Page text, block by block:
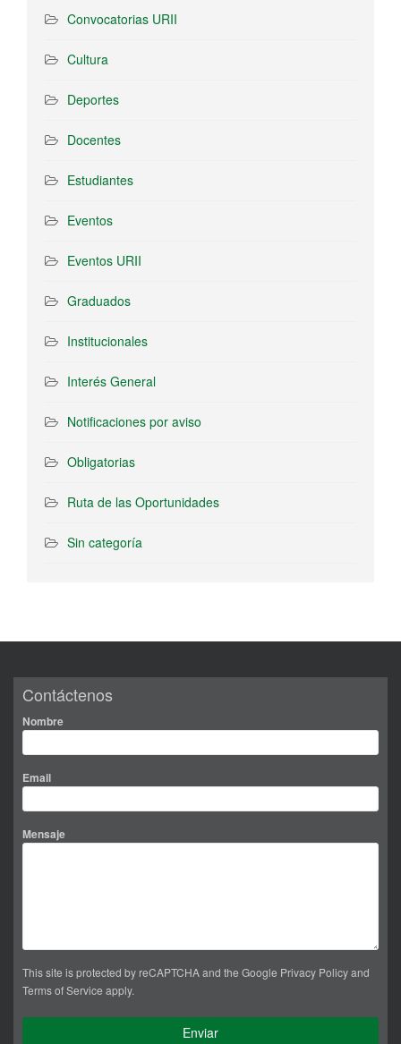
Convocatorias URII
Cultura
Deportes
Docentes
Estudiantes
Eventos
Eventos URII
Graduados
Institucionales
Interés General
Notificaciones por aviso
Obligatorias
Ruta de las Oportunidades
Sin categoría
Contáctenos
Nombre
Email
Mensaje
This site is protected by reCAPTCHA and the Google Privacy Policyand
Terms of Service apply.